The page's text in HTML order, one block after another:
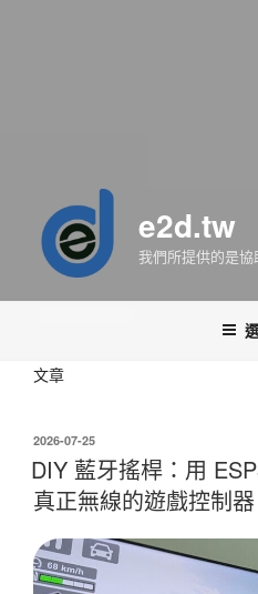
e2d.tw
我們所提供的是協
文章
發
佈
於
2026-07-25
DIY 藍牙搖桿：用
真正無線的遊戲控制器